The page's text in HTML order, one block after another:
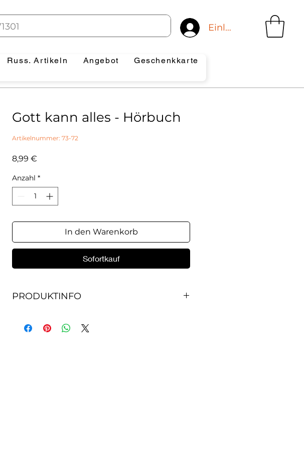
Einloggen
Russ. Artikeln Angebot
Geschenkkarte
Gott kann alles - Hörbuch
Artikelnummer: 73-72
8,99 €
Anzahl *
In den Warenkorb
Sofortkauf
PRODUKTINFO
kann keinen Handstand und Kevin lacht ihn